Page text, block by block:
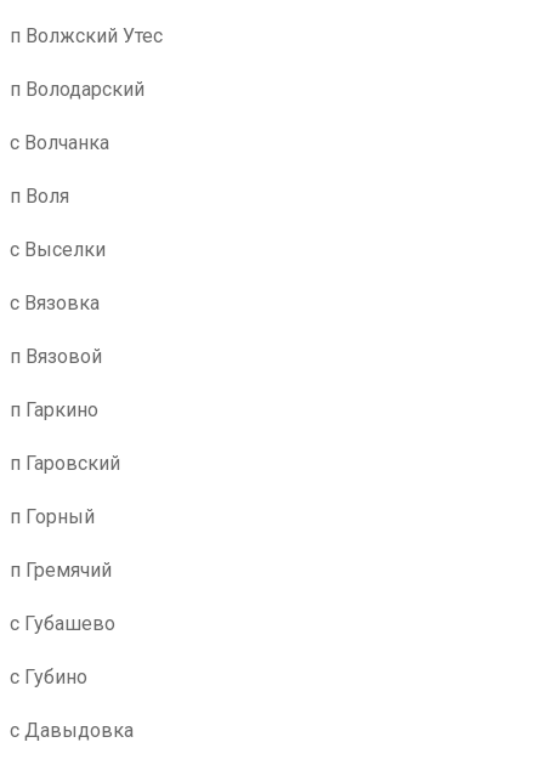
п Волжский Утес
п Володарский
с Волчанка
п Воля
с Выселки
с Вязовка
п Вязовой
п Гаркино
п Гаровский
п Горный
п Гремячий
с Губашево
с Губино
с Давыдовка